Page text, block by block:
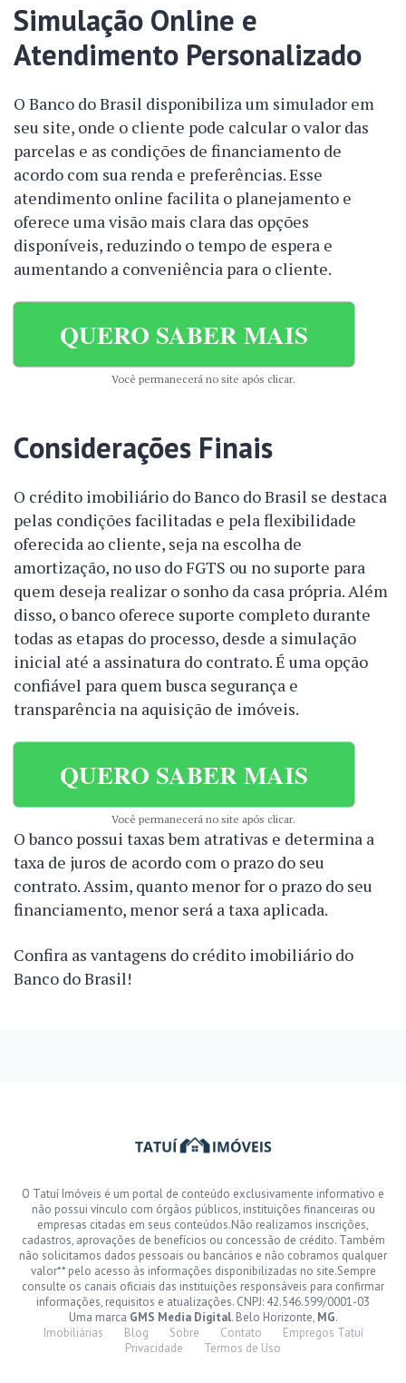
Simulação Online e
Atendimento Personalizado
O Banco do Brasil disponibiliza um simulador em
seu site, onde o cliente pode calcular o valor das
parcelas e as condições de financiamento de
acordo com sua renda e preferências. Esse
atendimento online facilita o planejamento e
oferece uma visão mais clara das opções
disponíveis, reduzindo o tempo de espera e
aumentando a conveniência para o cliente.
QUERO SABER MAIS
Você permanecerá no site após clicar.
Considerações Finais
O crédito imobiliário do Banco do Brasil se destaca
pelas condições facilitadas e pela flexibilidade
oferecida ao cliente, seja na escolha de
amortização, no uso do FGTS ou no suporte para
quem deseja realizar o sonho da casa própria. Além
disso, o banco oferece suporte completo durante
todas as etapas do processo, desde a simulação
inicial até a assinatura do contrato. É uma opção
confiável para quem busca segurança e
transparência na aquisição de imóveis.
QUERO SABER MAIS
Você permanecerá no site após clicar.
O banco possui taxas bem atrativas e determina a
taxa de juros de acordo com o prazo do seu
contrato. Assim, quanto menor for o prazo do seu
financiamento, menor será a taxa aplicada.
Confira as vantagens do crédito imobiliário do
Banco do Brasil!
O Tatuí Imóveis é um portal de conteúdo exclusivamente informativo e
não possui vínculo com órgãos públicos, instituições financeiras ou
empresas citadas em seus conteúdos.Não realizamos inscrições,
cadastros, aprovações de benefícios ou concessão de crédito. Também
não solicitamos dados pessoais ou bancários e não cobramos qualquer
valor** pelo acesso às informações disponibilizadas no site.Sempre
consulte os canais oficiais das instituições responsáveis para confirmar
informações, requisitos e atualizações. CNPJ: 42.546.599/0001-03
Uma marca GMS Media Digital. Belo Horizonte, MG.
Imobiliárias
Blog Sobre Contato
Empregos Tatuí
Privacidade
Termos de Uso